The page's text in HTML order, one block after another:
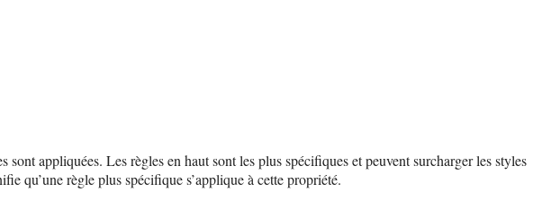
appliquées. Les règles en haut sont les plus spécifiques et peuvent surcharger les styles
qu’une règle plus spécifique s’applique à cette propriété.